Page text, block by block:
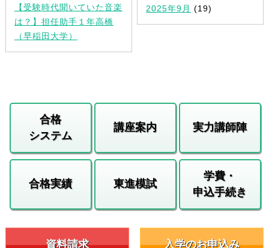
【受験時代聞いていた音楽
は？】担任助手１年高橋
（早稲田大学）
2025年9月 (19)
合格
システム
講座案内 実力講師陣
合格実績 東進模試
学費・
申込手続き
資料請求 入学のお申込み